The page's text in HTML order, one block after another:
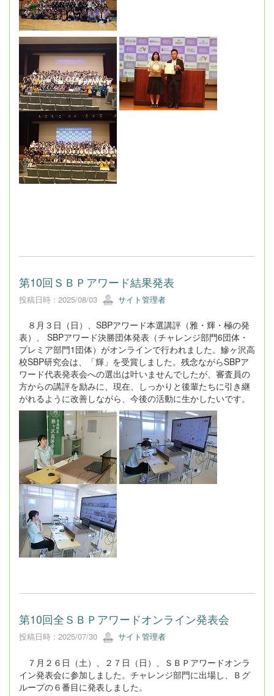
第10回ＳＢＰアワード結果発表
投稿日時 : 2025/08/03 サイト管理者
８月３日（日）、SBPアワード本選講評（雅・輝・極の発
表）、 SBPアワード決勝団体発表（チャレンジ部門6団体・
プレミア部門1団体）がオンラインで行われました。鰺ヶ沢高
校SBP研究会は、「輝」を受賞しました。残念ながらSBPア
ワード代表発表会への選出は叶いませんでしたが、審査員の
方からの講評を励みに、現在、しっかりと後輩たちに引き継
がれるように改善しながら、今後の活動に生かしたいです。
第10回全ＳＢＰアワードオンライン発表会
投稿日時 : 2025/07/30 サイト管理者
７月２６日（土）、２７日（日）、ＳＢＰアワードオンラ
イン発表会に参加しました。チャレンジ部門に出場し、Ｂグ
ループの６番目に発表しました。